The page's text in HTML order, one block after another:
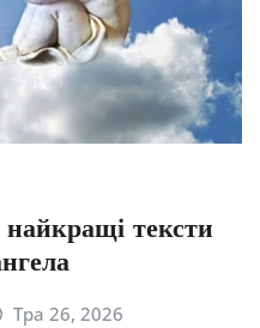
тексти
Тра 26, 2026